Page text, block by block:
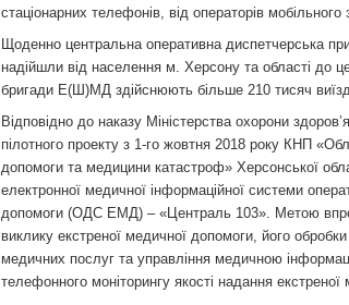
стаціонарних телефонів, від операторів
Щоденно центральна оперативна диспетчерська
надійшли від населення м. Херсону та області до
бригади Е(Ш)МД здійснюють більше 210 тисяч
Відповідно до наказу Міністерства охорони
пілотного проекту з 1-го жовтня 2018 року КНП
допомоги та медицини катастроф» Херсонської
електронної медичної інформаційної системи
допомоги (ОДС ЕМД) – «Централь 103». Метою
виклику екстреної медичної допомоги, його
медичних послуг та управління медичною
телефонного моніторингу якості надання